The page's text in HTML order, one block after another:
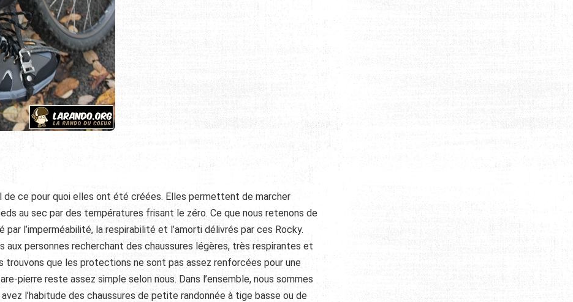
de ce pour quoi elles ont été créées. Elles permettent de marcher
au sec par des températures frisant le zéro. Ce que nous retenons de
l’imperméabilité, la respirabilité et l’amorti délivrés par ces Rocky.
aux personnes recherchant des chaussures légères, très respirantes et
trouvons que les protections ne sont pas assez renforcées pour une
pierre reste assez simple selon nous. Dans l’ensemble, nous sommes
l’habitude des chaussures de petite randonnée à tige basse ou de